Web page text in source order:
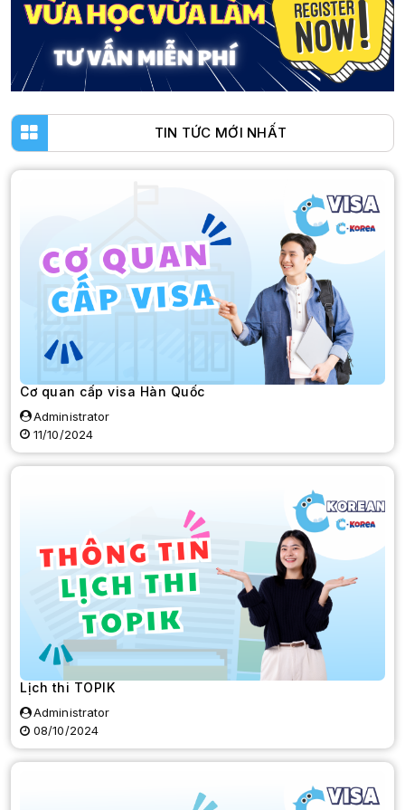
TIN TỨC MỚI NHẤT
Cơ quan cấp visa Hàn Quốc
Administrator
11/10/2024
Lịch thi TOPIK
Administrator
08/10/2024